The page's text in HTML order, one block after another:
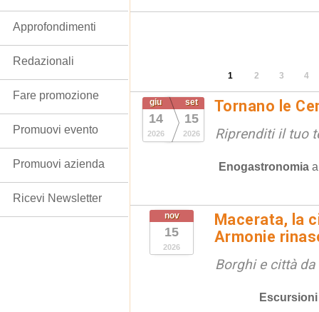
1 2 3 4
giu
14
2026
set
15
2026
Tornano le
Riprenditi il tuo
Enogastronomia
nov
15
2026
Macerata, la
Armonie
Borghi e città
Escursioni
Approfondimenti
Redazionali
Fare promozione
Promuovi evento
Promuovi azienda
Ricevi Newsletter